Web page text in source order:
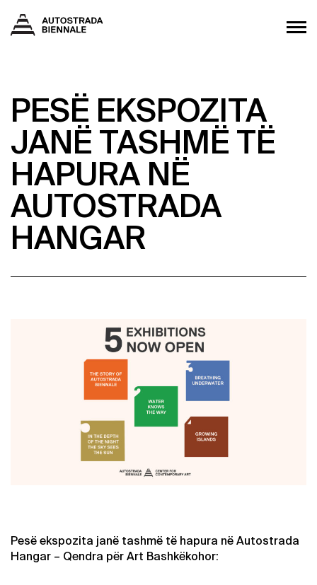
PESË EKSPOZITA
JANË TASHMË TË
HAPURA NË
AUTOSTRADA
HANGAR
Pesë ekspozita janë tashmë të hapura në Autostrada
Hangar – Qendra për Art Bashkëkohor: